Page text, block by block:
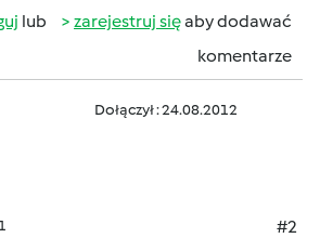
lub zarejestruj sięaby dodawać
komentarze
Dołączył : 24.08.2012
#2